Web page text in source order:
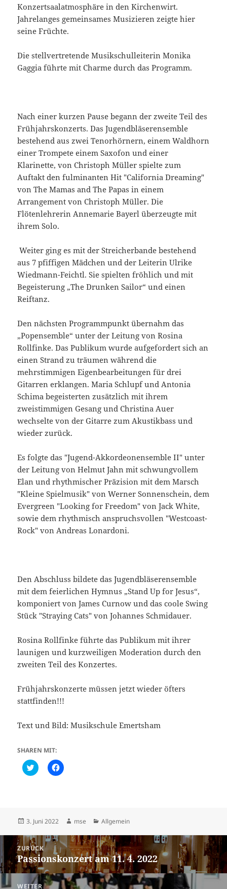
Konzertsaalatmosphäre in den Kirchenwirt.
Jahrelanges gemeinsames Musizieren zeigte hier
seine Früchte.
Die stellvertretende Musikschulleiterin Monika
Gaggia führte mit Charme durch das Programm.
Nach einer kurzen Pause begann der zweite Teil des
Frühjahrskonzerts. Das Jugendbläserensemble
bestehend aus zwei Tenorhörnern, einem Waldhorn
einer Trompete einem Saxofon und einer
Klarinette, von Christoph Müller spielte zum
Auftakt den fulminanten Hit "California Dreaming"
von The Mamas and The Papas in einem
Arrangement von Christoph Müller. Die
Flötenlehrerin Annemarie Bayerl überzeugte mit
ihrem Solo.
Weiter ging es mit der Streicherbande bestehend
aus 7 pfiffigen Mädchen und der Leiterin Ulrike
Wiedmann-Feichtl. Sie spielten fröhlich und mit
Begeisterung „The Drunken Sailor“ und einen
Reiftanz.
Den nächsten Programmpunkt übernahm das
„Popensemble“ unter der Leitung von Rosina
Rollfinke. Das Publikum wurde aufgefordert sich an
einen Strand zu träumen während die
mehrstimmigen Eigenbearbeitungen für drei
Gitarren erklangen. Maria Schlupf und Antonia
Schima begeisterten zusätzlich mit ihrem
zweistimmigen Gesang und Christina Auer
wechselte von der Gitarre zum Akustikbass und
wieder zurück.
Es folgte das "Jugend-Akkordeonensemble II" unter
der Leitung von Helmut Jahn mit schwungvollem
Elan und rhythmischer Präzision mit dem Marsch
"Kleine Spielmusik" von Werner Sonnenschein, dem
Evergreen "Looking for Freedom" von Jack White,
sowie dem rhythmisch anspruchsvollen "Westcoast-
Rock" von Andreas Lonardoni.
Den Abschluss bildete das Jugendbläserensemble
mit dem feierlichen Hymnus „Stand Up for Jesus“,
komponiert von James Curnow und das coole Swing
Stück "Straying Cats" von Johannes Schmidauer.
Rosina Rollfinke führte das Publikum mit ihrer
launigen und kurzweiligen Moderation durch den
zweiten Teil des Konzertes.
Frühjahrskonzerte müssen jetzt wieder öfters
stattfinden!!!
Text und Bild: Musikschule Emertsham
SHAREN MIT:
C
l
h
a
e
o
n
T
w
i
t
t
K
l
F
a
c
e
b
o
o
k
Veröffentlicht
3. Juni 2022 Autor
mse Kategorien
Allgemein
Beitragsnavigation
ZURÜCK
Vorheriger
Beitrag:
Passionskonzert am 11. 4. 2022
WEITER